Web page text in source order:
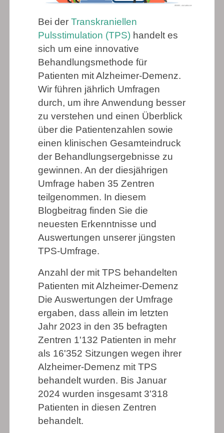
Bei der Transkraniellen
Pulsstimulation (TPS) handelt es
sich um eine innovative
Behandlungsmethode für
Patienten mit Alzheimer-Demenz.
Wir führen jährlich Umfragen
durch, um ihre Anwendung besser
zu verstehen und einen Überblick
über die Patientenzahlen sowie
einen klinischen Gesamteindruck
der Behandlungsergebnisse zu
gewinnen. An der diesjährigen
Umfrage haben 35 Zentren
teilgenommen. In diesem
Blogbeitrag finden Sie die
neuesten Erkenntnisse und
Auswertungen unserer jüngsten
TPS-Umfrage.
Anzahl der mit TPS behandelten
Patienten mit Alzheimer-Demenz
Die Auswertungen der Umfrage
ergaben, dass allein im letzten
Jahr 2023 in den 35 befragten
Zentren 1'132 Patienten in mehr
als 16'352 Sitzungen wegen ihrer
Alzheimer-Demenz mit TPS
behandelt wurden. Bis Januar
2024 wurden insgesamt 3'318
Patienten in diesen Zentren
behandelt.